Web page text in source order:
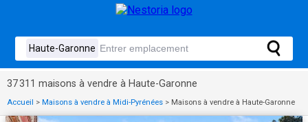
37 311 maisons à vendre à Haute-Garonne
Accueil > Maisons à vendre à Midi-Pyrénées > Maisons à vendre à Haute-Garonne